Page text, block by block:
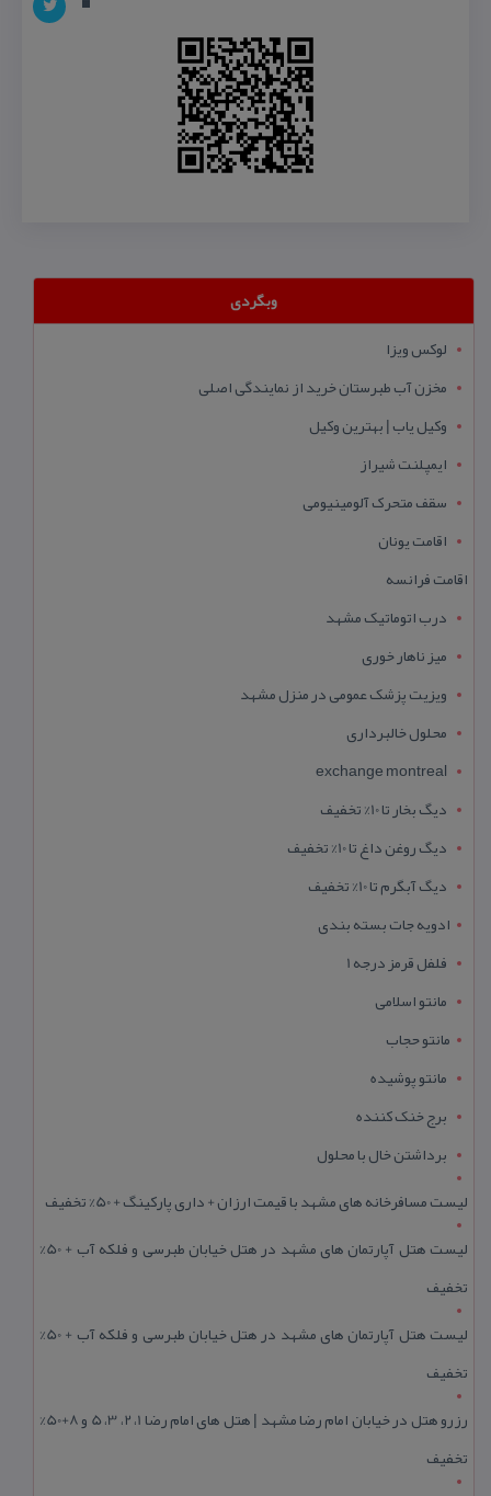
وبگردی
لوکس ویزا
مخزن آب طبرستان خرید از نمایندگی اصلی
وکیل یاب | بهترین وکیل
ایمپلنت شیراز
سقف متحرک آلومینیومی
اقامت یونان
اقامت فرانسه
درب اتوماتیک مشهد
میز ناهار خوری
ویزیت پزشک عمومی در منزل مشهد
محلول خالبرداری
exchange montreal
دیگ بخار تا 10% تخفیف
دیگ روغن داغ تا 10% تخفیف
دیگ آبگرم تا 10% تخفیف
ادویه جات بسته بندی
فلفل قرمز درجه 1
مانتو اسلامی
مانتو حجاب
مانتو پوشیده
برج خنک کننده
برداشتن خال با محلول
لیست مسافرخانه های مشهد با قیمت ارزان + داری پارکینگ + 50% تخفیف
لیست هتل آپارتمان های مشهد در هتل خیابان طبرسی و فلکه آب + 50%
تخفیف
لیست هتل آپارتمان های مشهد در هتل خیابان طبرسی و فلکه آب + 50%
تخفیف
رزرو هتل در خیابان امام رضا مشهد | هتل‌ های امام رضا 1، 2، 3، 5 و 8+50%
تخفیف